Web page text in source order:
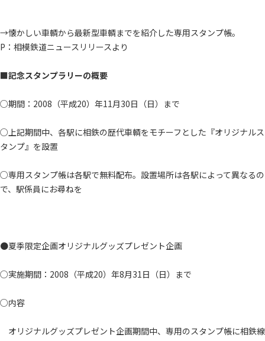
→懐かしい車輌から最新型車輌までを紹介した専用スタンプ帳。
P：相模鉄道ニュースリリースより
■記念スタンプラリーの概要
○期間：2008（平成20）年11月30日（日）まで
○上記期間中、各駅に相鉄の歴代車輌をモチーフとした『オリジナルス
タンプ』を設置
○専用スタンプ帳は各駅で無料配布。設置場所は各駅によって異なるの
で、駅係員にお尋ねを
●夏季限定企画オリジナルグッズプレゼント企画
○実施期間：2008（平成20）年8月31日（日）まで
○内容
オリジナルグッズプレゼント企画期間中、専用のスタンプ帳に相鉄線